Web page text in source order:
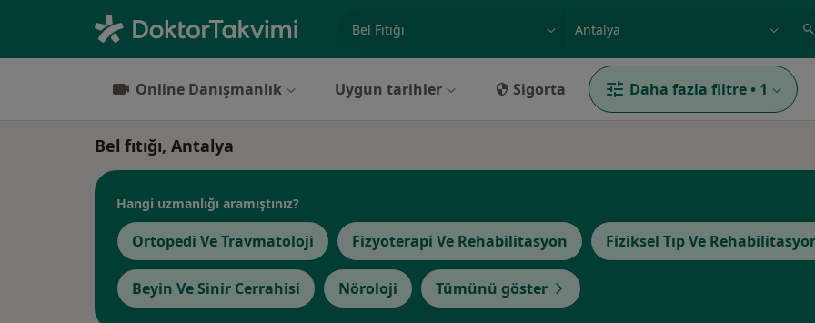
Online Danışmanlık Uygun tarihler Sigorta Daha fazla filtre • 1
Bel fıtığı, Antalya
Hangi uzmanlığı aramıştınız?
Ortopedi Ve Travmatoloji Fizyoterapi Ve Rehabilitasyon Fiziksel Tıp Ve
Beyin Ve Sinir Cerrahisi Nöroloji Tümünü göster